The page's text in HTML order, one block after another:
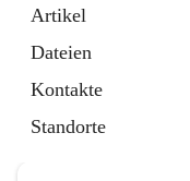
Artikel
Dateien
Kontakte
Standorte